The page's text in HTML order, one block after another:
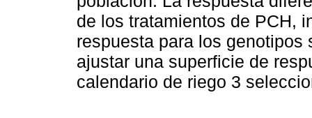
de los tratamientos de PCH,
respuesta para los
ajustar una superficie de
calendario de riego 3